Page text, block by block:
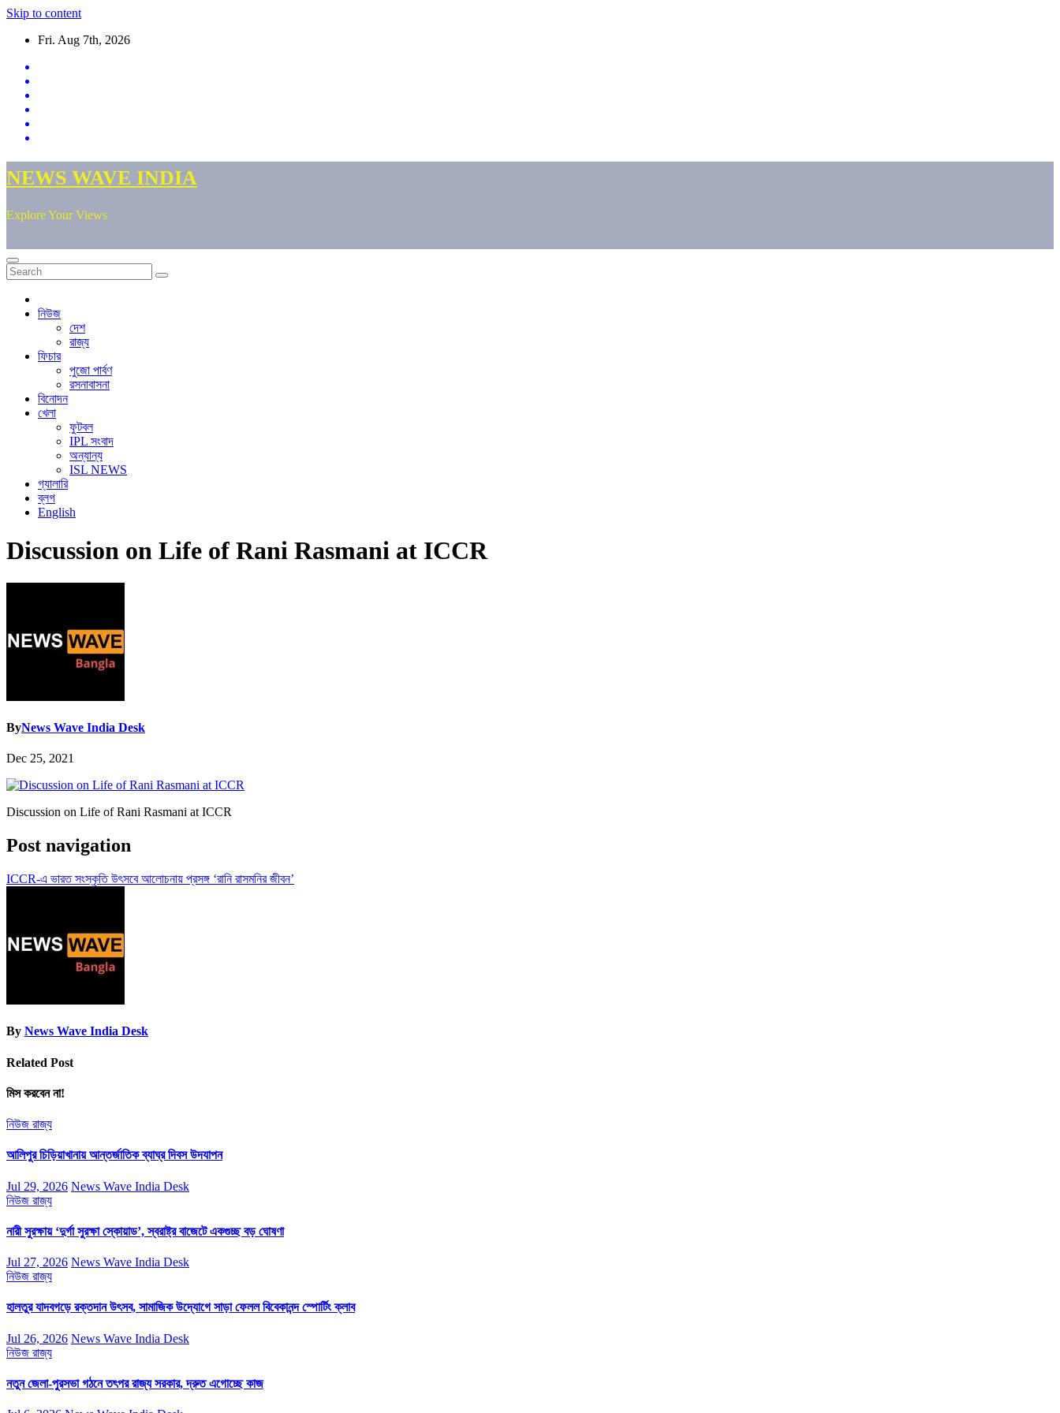
Skip to content
Fri. Aug 7th, 2026
NEWS WAVE INDIA
Explore Your Views
নিউজ
দেশ
রাজ্য
ফিচার
পুজো পার্বণ
রসনাবাসনা
বিনোদন
খেলা
ফুটবল
IPL সংবাদ
অন্যান্য
ISL NEWS
গ্যালারি
ব্লগ
English
Discussion on Life of Rani Rasmani at ICCR
ByNews Wave India Desk
Dec 25, 2021
Discussion on Life of Rani Rasmani at ICCR
Post navigation
ICCR-এ ভারত সংস্কৃতি উৎসবে আলোচনায় প্রসঙ্গ ‘রানি রাসমনির জীবন’
By News Wave India Desk
Related Post
মিস করবেন না!
নিউজ রাজ্য
আলিপুর চিড়িয়াখানায় আন্তর্জাতিক ব্যাঘ্র দিবস উদযাপন
Jul 29, 2026 News Wave India Desk
নিউজ রাজ্য
নারী সুরক্ষায় ‘দুর্গা সুরক্ষা স্কোয়াড’, স্বরাষ্ট্র বাজেটে একগুচ্ছ বড় ঘোষণা
Jul 27, 2026 News Wave India Desk
নিউজ রাজ্য
হালতুর যাদবগড়ে রক্তদান উৎসব, সামাজিক উদ্যোগে সাড়া ফেলল বিবেকানন্দ স্পোর্টিং ক্লাব
Jul 26, 2026 News Wave India Desk
নিউজ রাজ্য
নতুন জেলা-পুরসভা গঠনে তৎপর রাজ্য সরকার, দ্রুত এগোচ্ছে কাজ